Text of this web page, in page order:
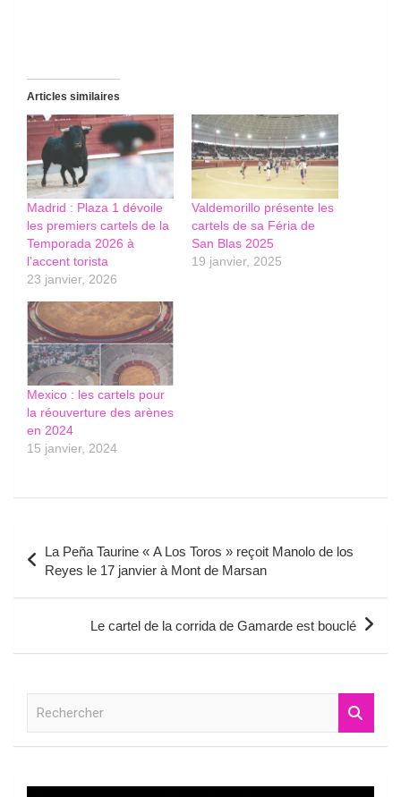
Articles similaires
Madrid : Plaza 1 dévoile
les premiers cartels de la
Temporada 2026 à
l’accent torista
23 janvier, 2026
Valdemorillo présente les
cartels de sa Féria de
San Blas 2025
19 janvier, 2025
Mexico : les cartels pour
la réouverture des arènes
en 2024
15 janvier, 2024
de
l’article
La Peña Taurine « A Los Toros » reçoit Manolo de los
Reyes le 17 janvier à Mont de Marsan
Le cartel de la corrida de Gamarde est bouclé